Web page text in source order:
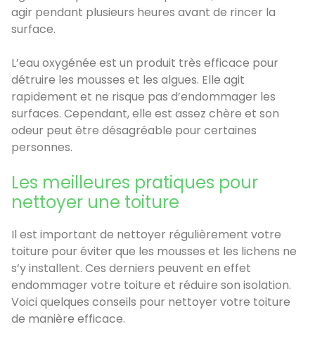
agir pendant plusieurs heures avant de rincer la
surface.
L’eau oxygénée est un produit très efficace pour
détruire les mousses et les algues. Elle agit
rapidement et ne risque pas d’endommager les
surfaces. Cependant, elle est assez chère et son
odeur peut être désagréable pour certaines
personnes.
Les meilleures pratiques pour
nettoyer une toiture
Il est important de nettoyer régulièrement votre
toiture pour éviter que les mousses et les lichens ne
s’y installent. Ces derniers peuvent en effet
endommager votre toiture et réduire son isolation.
Voici quelques conseils pour nettoyer votre toiture
de manière efficace.